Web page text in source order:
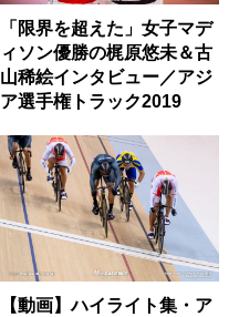
「限界を超えた」女子マデ
ィソン優勝の梶原悠未＆古
山稀絵インタビュー／アジ
ア選手権トラック2019
【動画】ハイライト集・ア